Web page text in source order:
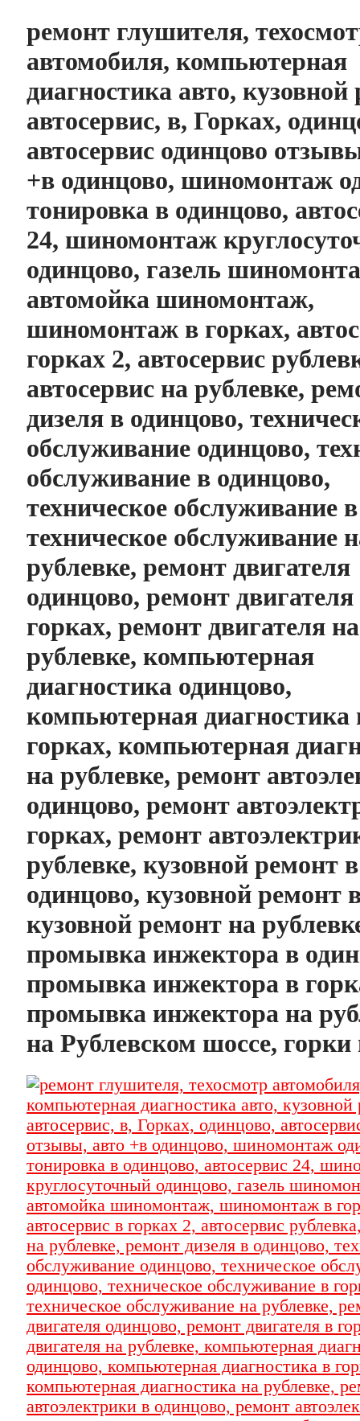
ремонт глушителя,
автомобиля, компьютерная
диагностика авто, кузовной
автосервис, в, Горках,
автосервис одинцово
+в одинцово, шиномонтаж
тонировка в одинцово,
24, шиномонтаж
одинцово, газель
автомойка шиномонтаж,
шиномонтаж в горках,
горках 2, автосервис
автосервис на рублевке,
дизеля в одинцово,
обслуживание одинцово,
обслуживание в одинцово,
техническое обслуживание
техническое обслуживание
рублевке, ремонт двигателя
одинцово, ремонт двигателя
горках, ремонт двигателя на
рублевке, компьютерная
диагностика одинцово,
компьютерная диагностика
горках, компьютерная
на рублевке, ремонт
одинцово, ремонт
горках, ремонт
рублевке, кузовной ремонт в
одинцово, кузовной ремонт
кузовной ремонт на
промывка инжектора в
промывка инжектора в
промывка инжектора на
на Рублевском шоссе, горки